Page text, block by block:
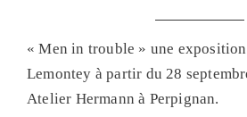
« Men in trouble » une
Lemontey à partir du 28
Atelier Hermann à Perpignan.